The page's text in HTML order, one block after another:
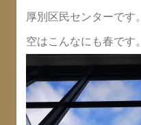
厚別区民センターです。
空はこんなにも春です。